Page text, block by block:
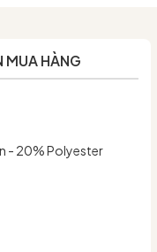
MUA HÀNG
- 20% Polyester